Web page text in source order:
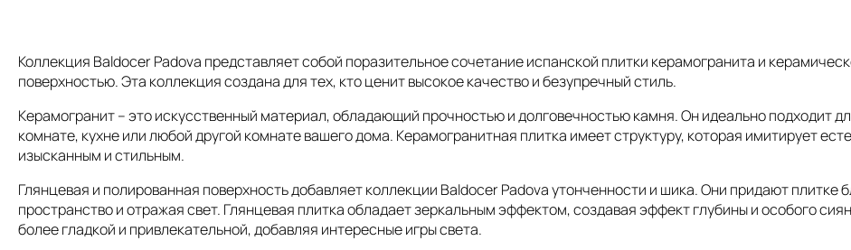
Коллекция Baldocer Padova представляет собой поразительное сочетание испанской плитки керамогранита и
поверхностью. Эта коллекция создана для тех, кто ценит высокое качество и безупречный стиль.
Керамогранит – это искусственный материал, обладающий прочностью и долговечностью камня. Он идеально подходит
комнате, кухне или любой другой комнате вашего дома. Керамогранитная плитка имеет структуру, которая имитирует
изысканным и стильным.
Глянцевая и полированная поверхность добавляет коллекции Baldocer Padova утонченности и шика. Они придают плитке
пространство и отражая свет. Глянцевая плитка обладает зеркальным эффектом, создавая эффект глубины и особого
более гладкой и привлекательной, добавляя интересные игры света.